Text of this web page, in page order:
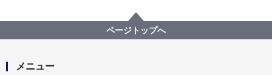
社会保障・税番号制度（マイナンバー制度）
社会保障・税番号制度（マイナンバー制度）について
ページトップへ
メニュー